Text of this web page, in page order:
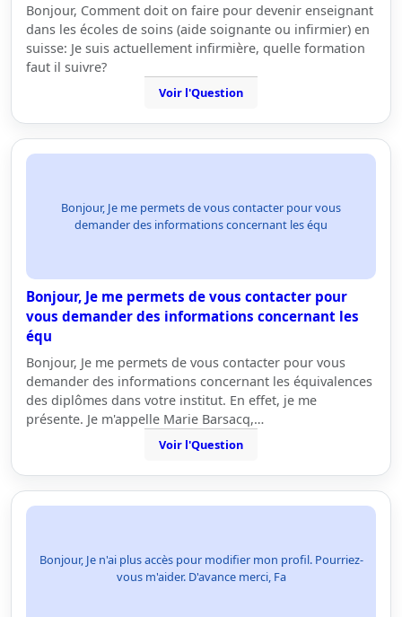
Bonjour, Comment doit on faire pour devenir enseignant
dans les écoles de soins (aide soignante ou infirmier) en
suisse: Je suis actuellement infirmière, quelle formation
faut il suivre?
Voir l'Question
Bonjour, Je me permets de vous contacter pour vous
demander des informations concernant les équ
Bonjour, Je me permets de vous contacter pour
vous demander des informations concernant les
équ
Bonjour, Je me permets de vous contacter pour vous
demander des informations concernant les équivalences
des diplômes dans votre institut. En effet, je me
présente. Je m'appelle Marie Barsacq,…
Voir l'Question
Bonjour, Je n'ai plus accès pour modifier mon profil. Pourriez-
vous m'aider. D'avance merci, Fa